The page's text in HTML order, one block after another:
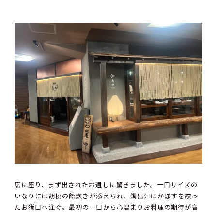
席に座り、まず出されたお通しに驚きました。一口サイズの
いなりには胡桃の飴炊きが添えられ、鯛出汁はかぼすを絞っ
たお猪口へ注ぐ。最初の一口から心温まりお料理の期待が高